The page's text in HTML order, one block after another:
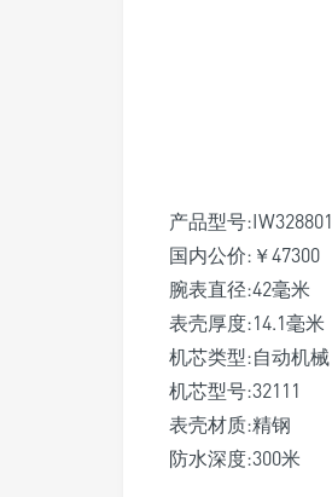
产品型号:IW328801
国内公价:￥47300
腕表直径:42毫米
表壳厚度:14.1毫米
机芯类型:自动机械
机芯型号:32111
表壳材质:精钢
防水深度:300米